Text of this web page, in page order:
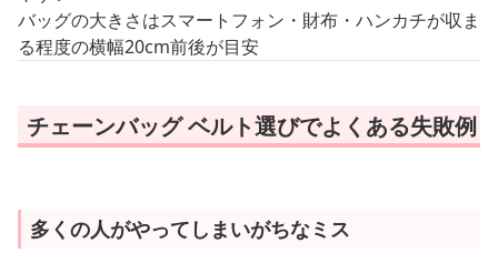
バッグの大きさはスマートフォン・財布・ハンカチが収ま
る程度の横幅20cm前後が目安
チェーンバッグ ベルト選びでよくある失敗例
多くの人がやってしまいがちなミス